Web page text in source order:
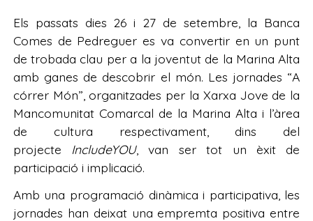
Els passats dies 26 i 27 de setembre, la Banca
Comes de Pedreguer es va convertir en un punt
de trobada clau per a la joventut de la Marina Alta
amb ganes de descobrir el món. Les jornades “A
córrer Món”, organitzades per la Xarxa Jove de la
Mancomunitat Comarcal de la Marina Alta i l’àrea
de cultura respectivament, dins del
projecte IncludeYOU, van ser tot un èxit de
participació i implicació.
Amb una programació dinàmica i participativa, les
jornades han deixat una empremta positiva entre